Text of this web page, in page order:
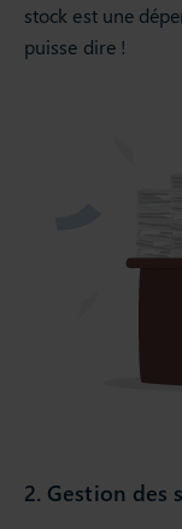
stock est une
puisse dire !
2. Gestion des